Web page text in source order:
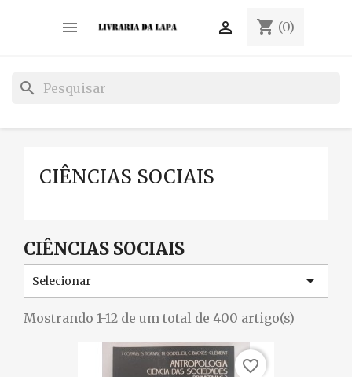
 shopping_cart (0)

search
CIÊNCIAS SOCIAIS
CIÊNCIAS SOCIAIS
Selecionar 
Mostrando 1-12 de um total de 400 artigo(s)
favorite_border